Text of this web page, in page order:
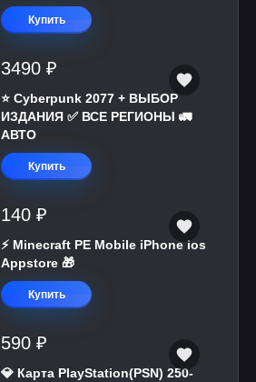
Купить
3490 ₽
⭐ Cyberpunk 2077 + ВЫБОР
ИЗДАНИЯ ✅ ВСЕ РЕГИОНЫ 🚛
АВТО
Купить
140 ₽
⚡️ Minecraft PE Mobile iPhone ios
Appstore 🎁
Купить
590 ₽
💎 Карта PlayStation(PSN) 250-